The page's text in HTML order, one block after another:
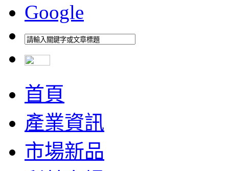
Google
首頁
產業資訊
市場新品